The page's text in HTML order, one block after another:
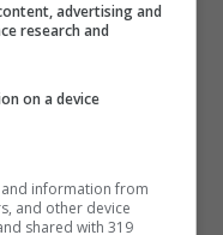
ha lasciato la
lacrime, ha
andare a fare il
i ringraziamenti
staffdell’Eredità
lacrima
advertising and
research and
on a device
information from
and other device
shared with 319